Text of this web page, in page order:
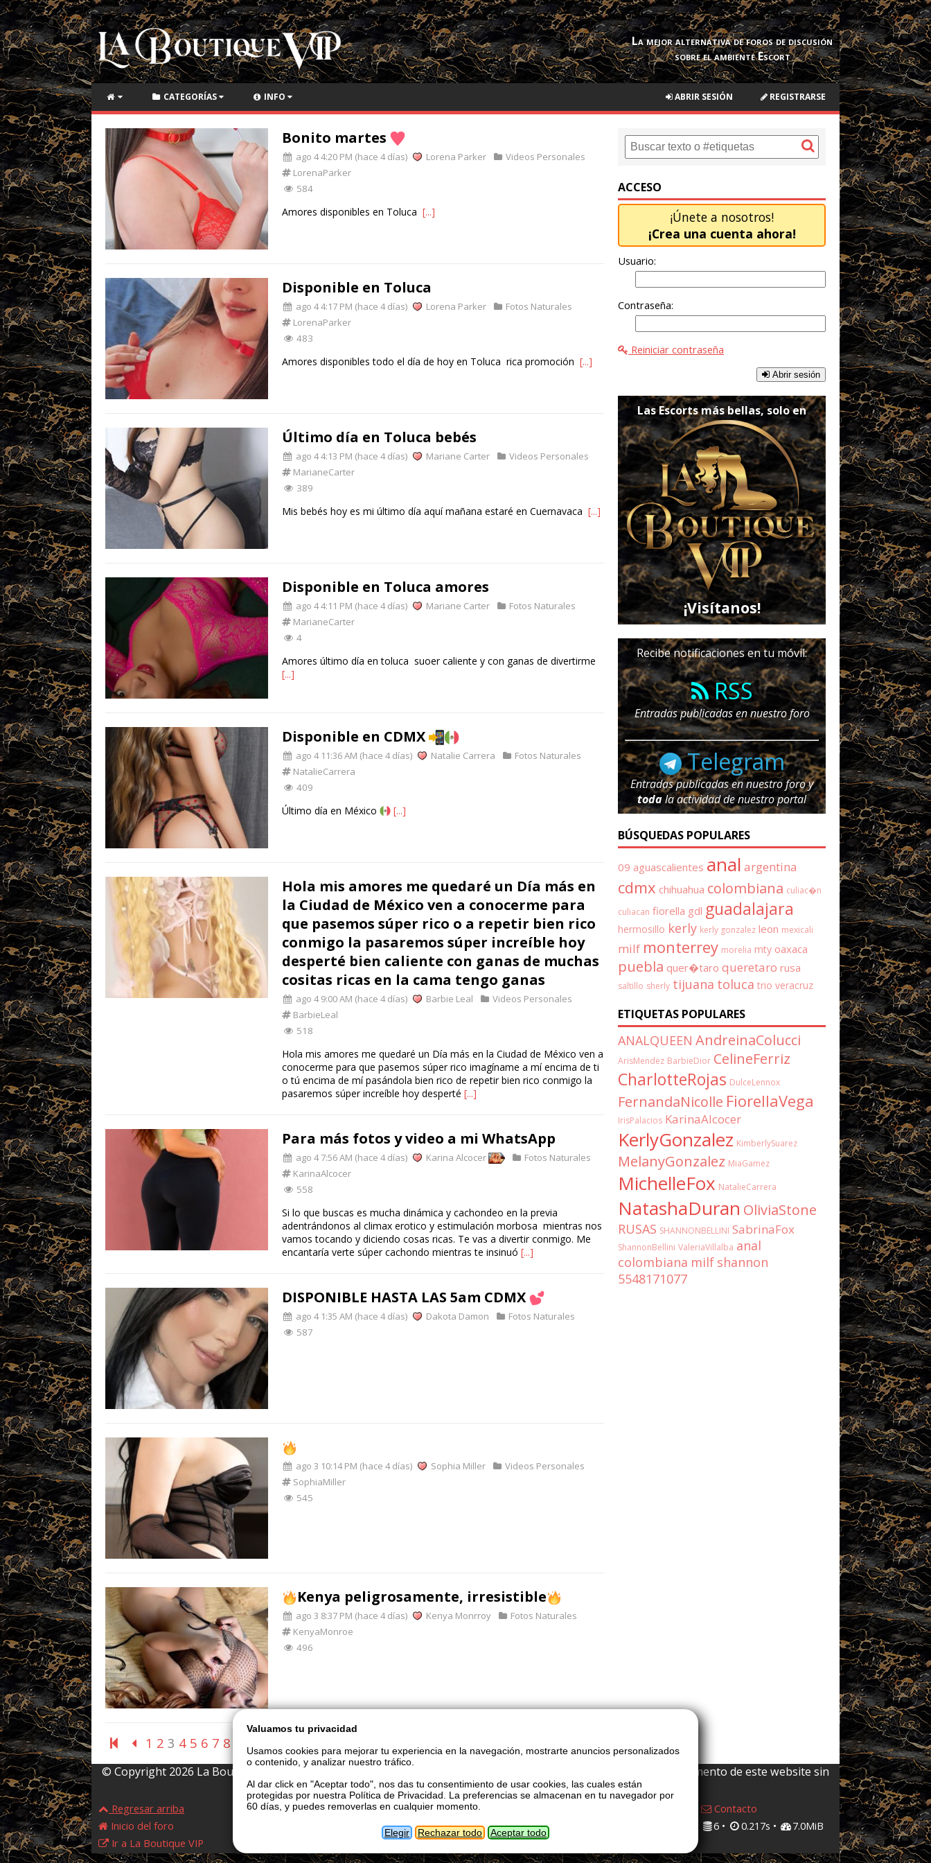
La mejor alternativa de foros de discusión
sobre el ambiente Escort
CATEGORÍAS INFO REGISTRARSE
ABRIR SESIÓN
Bonito martes
ago 4 4:20 PM (hace 4 días) Lorena Parker
Videos Personales
LorenaParker
584
Amores disponibles en Toluca [...]
Disponible en Toluca
ago 4 4:17 PM (hace 4 días) Lorena Parker
Fotos Naturales
LorenaParker
483
Amores disponibles todo el día de hoy en Toluca rica promoción [...]
Último día en Toluca bebés
ago 4 4:13 PM (hace 4 días) Mariane Carter
Videos Personales
MarianeCarter
389
Mis bebés hoy es mi último día aquí mañana estaré en Cuernavaca [...]
Disponible en Toluca amores
ago 4 4:11 PM (hace 4 días) Mariane Carter
Fotos Naturales
MarianeCarter
4
Amores último día en toluca suoer caliente y con ganas de divertirme
[...]
Disponible en CDMX
ago 4 11:36 AM (hace 4 días) Natalie Carrera
Fotos Naturales
NatalieCarrera
409
Último día en México [...]
Hola mis amores me quedaré un Día más en
la Ciudad de México ven a conocerme para
que pasemos súper rico o a repetir bien rico
conmigo la pasaremos súper increíble hoy
desperté bien caliente con ganas de muchas
cositas ricas en la cama tengo ganas
ago 4 9:00 AM (hace 4 días) Barbie Leal
Videos Personales
BarbieLeal
518
Hola mis amores me quedaré un Día más en la Ciudad de México ven a
conocerme para que pasemos súper rico imagíname a mí encima de ti
o tú encima de mí pasándola bien rico de repetir bien rico conmigo la
pasaremos súper increíble hoy desperté [...]
Para más fotos y video a mi WhatsApp
ago 4 7:56 AM (hace 4 días) Karina Alcocer
Fotos Naturales
KarinaAlcocer
558
Si lo que buscas es mucha dinámica y cachondeo en la previa
adentrándonos al climax erotico y estimulación morbosa mientras nos
vamos tocando y diciendo cosas ricas. Te vas a divertir conmigo. Me
encantaría verte súper cachondo mientras te insinuó [...]
DISPONIBLE HASTA LAS 5am CDMX
ago 4 1:35 AM (hace 4 días) Dakota Damon
Fotos Naturales
587
ago 3 10:14 PM (hace 4 días) Sophia Miller
Videos Personales
SophiaMiller
545
Kenya peligrosamente, irresistible
ago 3 8:37 PM (hace 4 días) Kenya Monrroy
Fotos Naturales
KenyaMonroe
496
1 2 3 4 5 6 7 8
ACCESO
¡Únete a nosotros!
¡Crea una cuenta ahora!
Usuario:
Contraseña:
Reiniciar contraseña
Abrir sesión
Las Escorts más bellas, solo en
¡Visítanos!
Recibe notificaciones en tu móvil:
RSS
Entradas publicadas en nuestro foro
Telegram
Entradas publicadas en nuestro foro y
todala actividad de nuestro portal
BÚSQUEDAS POPULARES
09 aguascalientes anal argentina
cdmx chihuahua colombiana culiac�n
culiacan fiorella gdl guadalajara
hermosillo kerly kerly gonzalez leon mexicali
milf monterrey morelia mty oaxaca
puebla quer�taro queretaro rusa
saltillo sherly tijuana toluca trio veracruz
ETIQUETAS POPULARES
ANALQUEEN AndreinaColucci
ArisMendez BarbieDior CelineFerriz
CharlotteRojas DulceLennox
FernandaNicolle FiorellaVega
IrisPalacios KarinaAlcocer
KerlyGonzalez KimberlySuarez
MelanyGonzalez MiaGamez
MichelleFox NatalieCarrera
NatashaDuran OliviaStone
RUSAS SHANNONBELLINI SabrinaFox
ShannonBellini ValeriaVillalba anal
colombiana milf shannon
5548171077
© Copyright 2026 La Boutique VIP • Prohibida la copia o reproducción parcial o total de esta página y cualquier elemento de este website sin
permiso expreso y por escrito de La Boutique VIP.
Regresar arriba
Inicio del foro
Ir a La Boutique VIP
Acerca de este foro
Acuerdo de uso
Política de privacidad
Contacto
6 •
0.217s • 7.0MiB
Valuamos tu privacidad
Usamos cookies para mejorar tu experiencia en la navegación, mostrarte anuncios personalizados
o contenido, y analizar nuestro tráfico.
Al dar click en "Aceptar todo", nos das tu consentimiento de usar cookies, las cuales están
protegidas por nuestra Política de Privacidad. La preferencias se almacenan en tu navegador por
60 días, y puedes removerlas en cualquier momento.
Elegir Rechazar todo Aceptar todo